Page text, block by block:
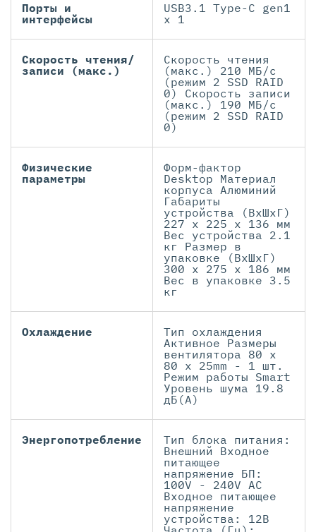
Порты и
интерфейсы
USB3.1 Type-C gen1
x 1
Скорость чтения/
записи (макс.)
Скорость чтения
(макс.) 210 МБ/с
(режим 2 SSD RAID
0) Скорость записи
(макс.) 190 МБ/с
(режим 2 SSD RAID
0)
Физические
параметры
Форм-фактор
Desktop Материал
корпуса Алюминий
Габариты
устройства (ВxШxГ)
227 x 225 x 136 мм
Вес устройства 2.1
кг Размер в
упаковке (ВxШxГ)
300 x 275 x 186 мм
Вес в упаковке 3.5
кг
Охлаждение
Тип охлаждения
Активное Размеры
вентилятора 80 x
80 x 25mm - 1 шт.
Режим работы Smart
Уровень шума 19.8
дБ(А)
Энергопотребление
Тип блока питания:
Внешний Входное
питающее
напряжение БП:
100V - 240V AC
Входное питающее
напряжение
устройства: 12В